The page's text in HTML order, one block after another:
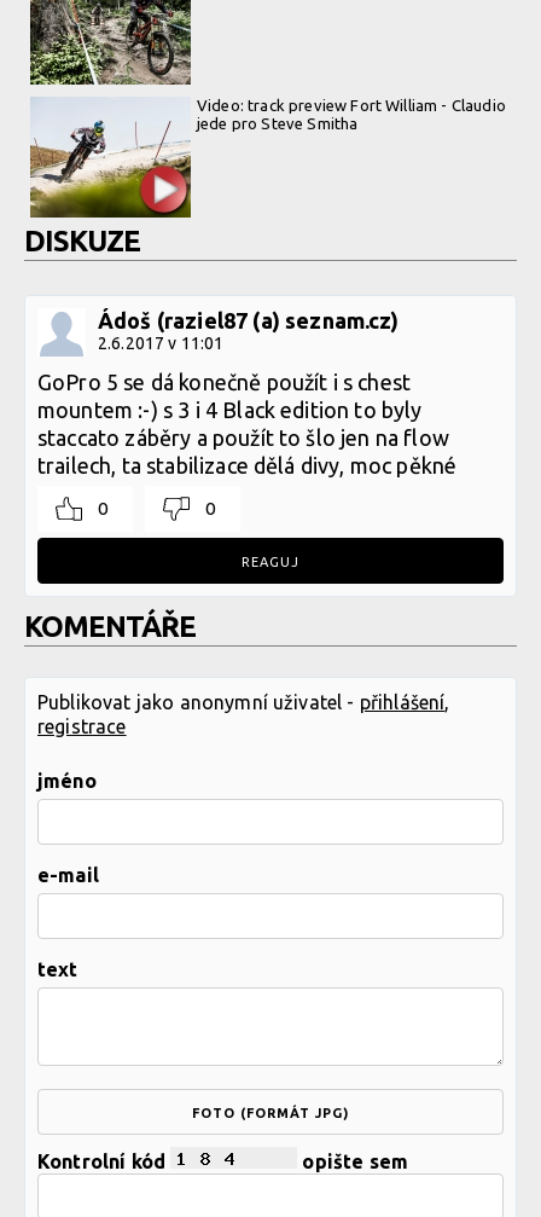
Video: track preview Fort William - Claudio
jede pro Steve Smitha
DISKUZE
Ádoš (raziel87 (a) seznam.cz)
2.6.2017 v 11:01
GoPro 5 se dá konečně použít i s chest
mountem :-) s 3 i 4 Black edition to byly
staccato záběry a použít to šlo jen na flow
trailech, ta stabilizace dělá divy, moc pěkné
0 0
REAGUJ
KOMENTÁŘE
Publikovat jako anonymní uživatel - přihlášení
registrace
jméno
e-mail
text
FOTO (FORMÁT JPG)
Kontrolní kód opište sem